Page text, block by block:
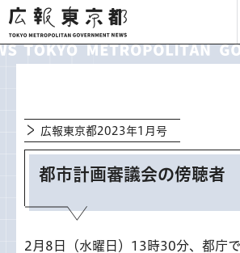
広報東京都
広報東京都2023年1月号
都市計画審議会の傍聴者
2月8日（水曜日）13時30分、都庁